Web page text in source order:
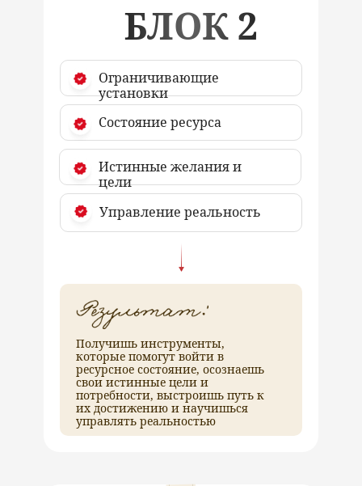
БЛОК 2
Ограничивающие
установки
Состояние ресурса
Истинные желания и
цели
Управление реальность
Получишь инструменты,
которые помогут войти в
ресурсное состояние, осознаешь
свои истинные цели и
потребности, выстроишь путь к
их достижению и научишься
управлять реальностью